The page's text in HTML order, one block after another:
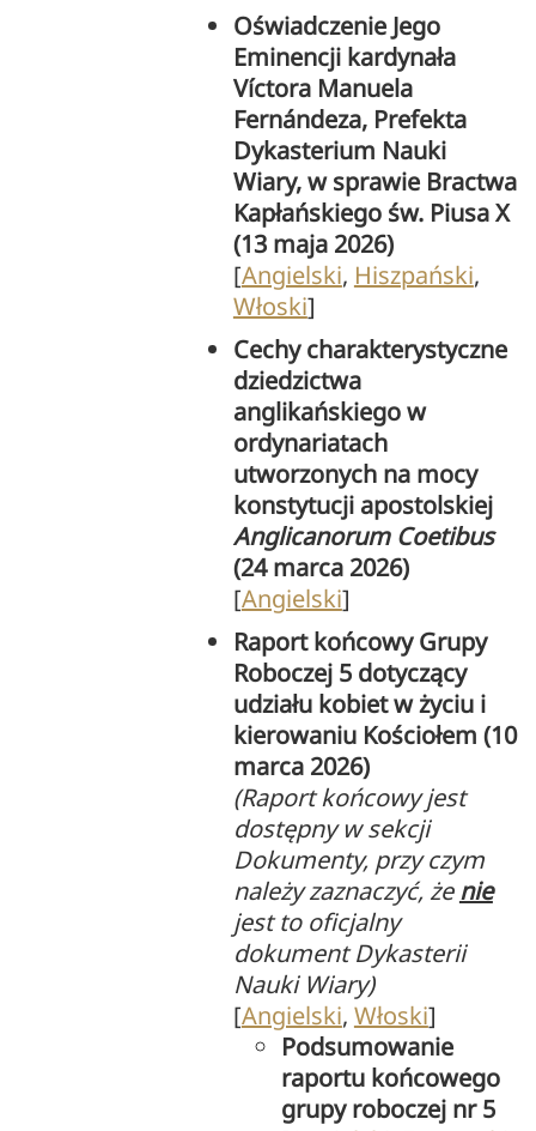
Oświadczenie Jego
Eminencji kardynała
Víctora Manuela
Fernándeza, Prefekta
Dykasterium Nauki
Wiary, w sprawie Bractwa
Kapłańskiego św. Piusa X
(13 maja 2026)
[Angielski, Hiszpański,
Włoski]
Cechy charakterystyczne
dziedzictwa
anglikańskiego w
ordynariatach
utworzonych na mocy
konstytucji apostolskiej
Anglicanorum Coetibus
(24 marca 2026)
[Angielski]
Raport końcowy Grupy
Roboczej 5 dotyczący
udziału kobiet w życiu i
kierowaniu Kościołem (10
marca 2026)
(Raport końcowy jest
dostępny w sekcji
Dokumenty, przy czym
należy zaznaczyć, żenie
jest to oficjalny
dokument Dykasterii
Nauki Wiary)
[Angielski, Włoski]
Podsumowanie
raportu końcowego
grupy roboczej nr 5